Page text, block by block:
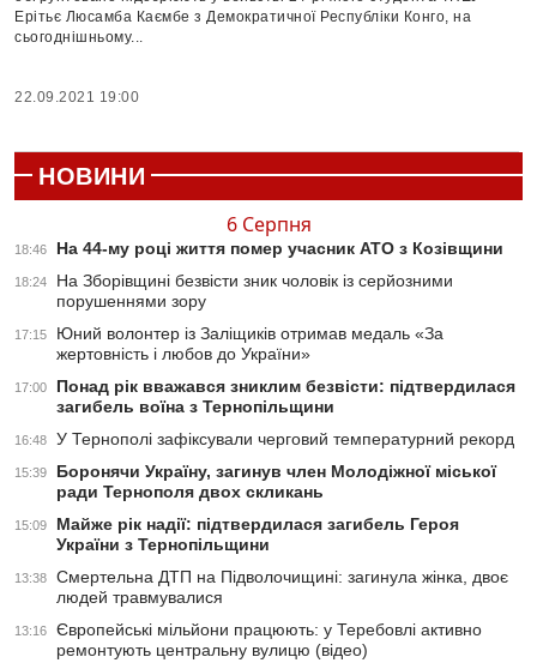
Ерітьє Люсамба Каємбе з Демократичної Республіки Конго, на
сьогоднішньому...
22.09.2021 19:00
НОВИНИ
6 Серпня
18:46 На 44-му році життя помер учасник АТО з Козівщини
18:24
На Зборівщині безвісти зник чоловік із серйозними
порушеннями зору
17:15
Юний волонтер із Заліщиків отримав медаль «За
жертовність і любов до України»
17:00
Понад рік вважався зниклим безвісти: підтвердилася
загибель воїна з Тернопільщини
16:48 У Тернополі зафіксували черговий температурний рекорд
15:39
Боронячи Україну, загинув член Молодіжної міської
ради Тернополя двох скликань
15:09
Майже рік надії: підтвердилася загибель Героя
України з Тернопільщини
13:38
Смертельна ДТП на Підволочищині: загинула жінка, двоє
людей травмувалися
13:16
Європейські мільйони працюють: у Теребовлі активно
ремонтують центральну вулицю (відео)